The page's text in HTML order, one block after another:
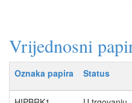
Vrijednosni
Oznaka papira Status